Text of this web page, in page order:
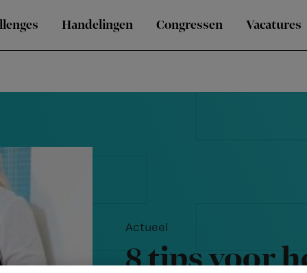
Handelingen Congressen Vacatures
Actueel
8 tips voor